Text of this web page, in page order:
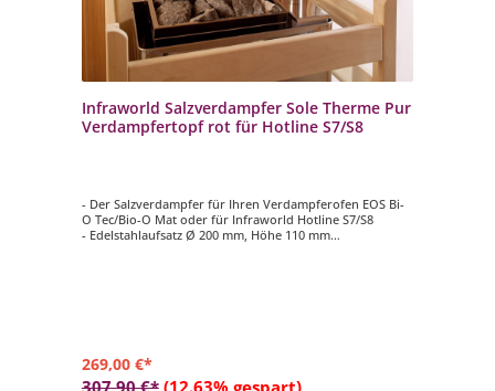
Infraworld Salzverdampfer Sole Therme Pur
Verdampfertopf rot für Hotline S7/S8
- Der Salzverdampfer für Ihren Verdampferofen EOS Bi-
O Tec/Bio-O Mat oder für Infraworld Hotline S7/S8
- Edelstahlaufsatz Ø 200 mm, Höhe 110 mm
269,00 €*